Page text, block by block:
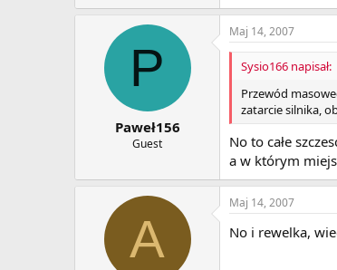
P
Paweł156
Guest
Maj 14, 2007
Sysio166 napisał:
Przewód
zatarcie silnika,
No to całe
a w którym
A
Maj 14, 2007
No i rewelka,